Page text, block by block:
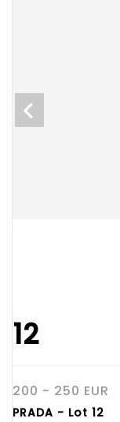
12
200 - 250 EUR
PRADA - Lot 12